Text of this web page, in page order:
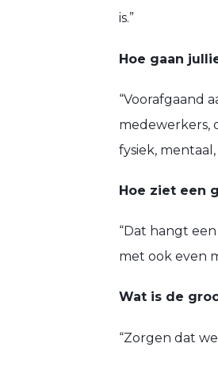
is.”
Hoe gaan
“Voorafgaand
medewerkers,
fysiek,
Hoe ziet een
“Dat hangt
met ook even
Wat is de
“Zorgen dat